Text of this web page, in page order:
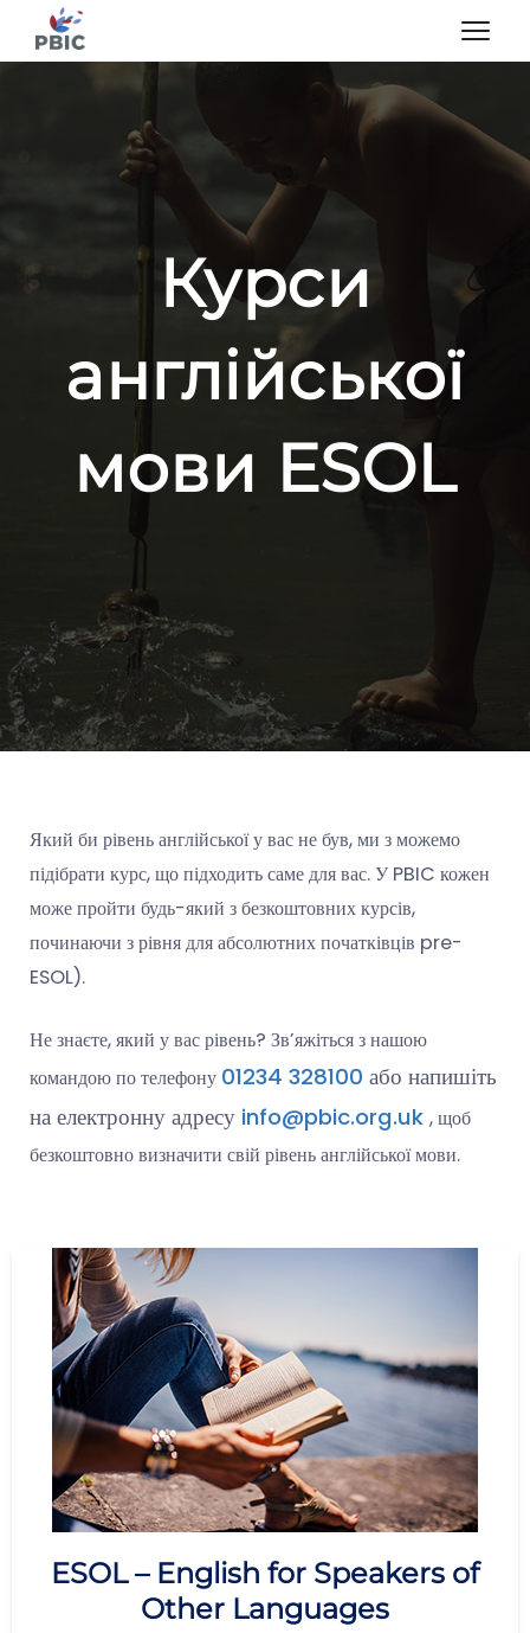
Курси
англійської
мови ESOL
Який би рівень англійської у вас не був, ми з можемо
підібрати курс, що підходить саме для вас. У PBIC кожен
може пройти будь-який з безкоштовних курсів,
починаючи з рівня для абсолютних початківців pre-
ESOL).
Не знаєте, який у вас рівень? Зв’яжіться з нашою
командою по телефону 01234 328100 або напишіть
на електронну адресу info@pbic.org.uk , щоб
безкоштовно визначити свій рівень англійської мови.
ESOL – English for Speakers of
Other Languages